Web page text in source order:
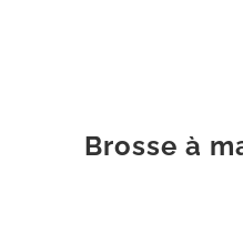
Brosse à